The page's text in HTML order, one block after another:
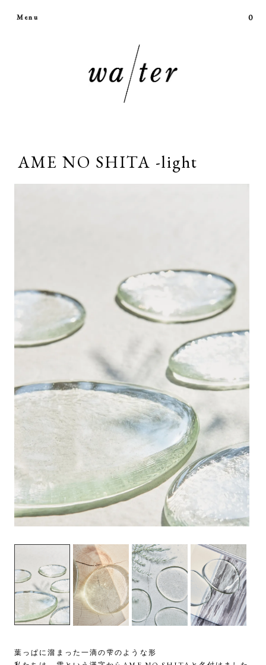
Menu 0
AME NO SHITA -light
葉っぱに溜まった一滴の雫のような形